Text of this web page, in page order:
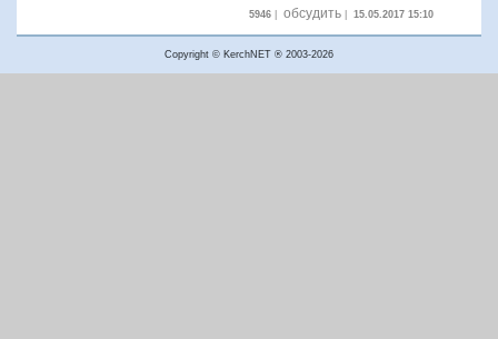
5946| обсудить| 15.05.2017 15:10
Copyright © KerchNET ® 2003-2026